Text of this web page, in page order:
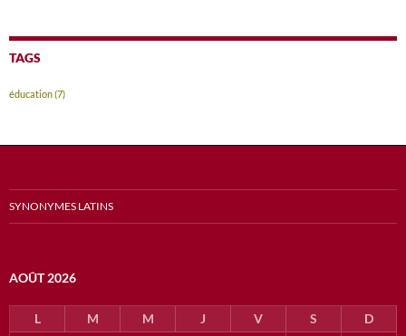
TAGS
éducation(7)
SYNONYMES LATINS
AOÛT 2026
L M M J V S D